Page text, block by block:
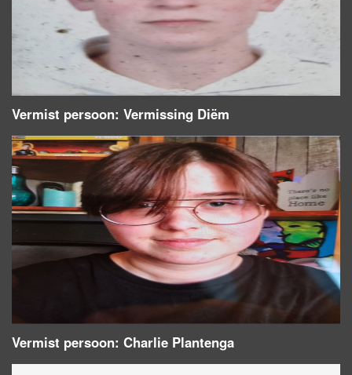
Vermist persoon: Vermissing Diëm
Vermist persoon: Charlie Plantenga